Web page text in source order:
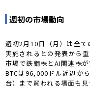
週初の市場動向
週初2月10日（月）は全
実施されるとの発表から
市場で鉄鋼株とAI関連株
BTCは96,000ドル近辺か
台）まで買われる場面も見